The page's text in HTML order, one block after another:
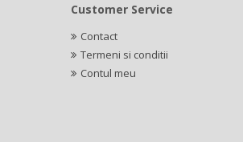
Customer Service
Contact
Termeni si conditii
Contul meu